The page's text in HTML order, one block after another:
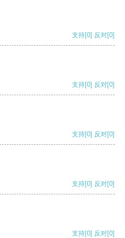
支持[0] 反对[0]
支持[0] 反对[0]
支持[0] 反对[0]
支持[0] 反对[0]
支持[0] 反对[0]